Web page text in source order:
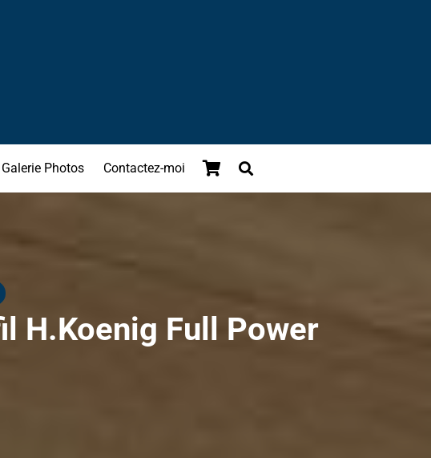
Galerie Photos Contactez-moi
H.Koenig Full Power